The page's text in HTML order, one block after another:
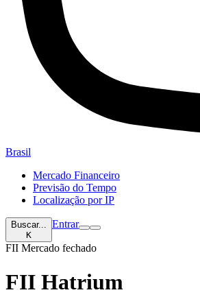
Brasil
Mercado Financeiro
Previsão do Tempo
Localização por IP
Buscar...
K
Entrar
FII Mercado fechado
FII Hatrium